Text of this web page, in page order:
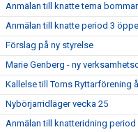
Anmälan till knatte tema
Anmälan till knatte period 3
Förslag på ny styrelse
Marie Genberg - ny
Kallelse till Torns Ryttarförening
Nybörjarridläger vecka 25
Anmälan till knatteridning period